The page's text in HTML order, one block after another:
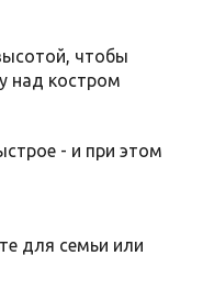
чтобы
над костром
- и при этом
для семьи или